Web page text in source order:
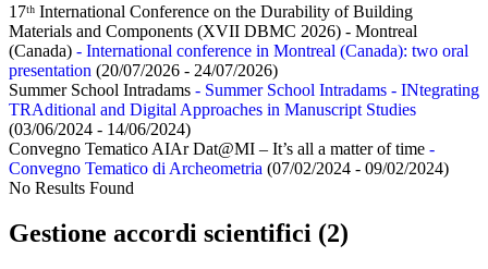
17ᵗʰ International Conference on the Durability of Building
Materials and Components (XVII DBMC 2026) - Montreal
(Canada) - International conference in Montreal (Canada): two oral
presentation (20/07/2026 - 24/07/2026)
Summer School Intradams - Summer School Intradams - INtegrating
TRAditional and Digital Approaches in Manuscript Studies
(03/06/2024 - 14/06/2024)
Convegno Tematico AIAr Dat@MI – It’s all a matter of time -
Convegno Tematico di Archeometria (07/02/2024 - 09/02/2024)
No Results Found
Gestione accordi scientifici (2)